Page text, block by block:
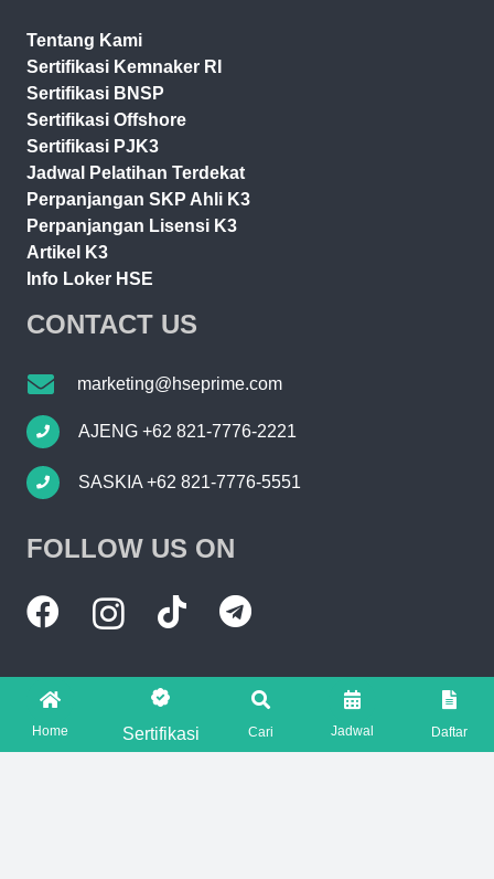
Tentang Kami
Sertifikasi Kemnaker RI
Sertifikasi BNSP
Sertifikasi Offshore
Sertifikasi PJK3
Jadwal Pelatihan Terdekat
Perpanjangan SKP Ahli K3
Perpanjangan Lisensi K3
Artikel K3
Info Loker HSE
CONTACT US
marketing@hseprime.com
AJENG +62 821-7776-2221
SASKIA +62 821-7776-5551
FOLLOW US ON
Home Sertifikasi Cari Jadwal Daftar